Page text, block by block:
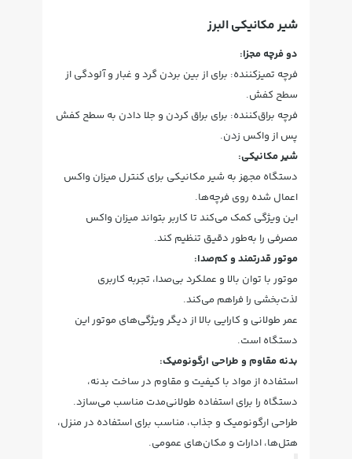
شیر مکانیکی البرز
دو فرچه مجزا:
فرچه تمیزکننده: برای از بین بردن گرد و غبار و آلودگی از
سطح کفش.
فرچه براق‌کننده: برای براق کردن و جلا دادن به سطح کفش
پس از واکس زدن.
شیر مکانیکی:
دستگاه مجهز به شیر مکانیکی برای کنترل میزان واکس
اعمال شده روی فرچه‌ها.
این ویژگی کمک می‌کند تا کاربر بتواند میزان واکس
مصرفی را به‌طور دقیق تنظیم کند.
موتور قدرتمند و کم‌صدا:
موتور با توان بالا و عملکرد بی‌صدا، تجربه کاربری
لذت‌بخشی را فراهم می‌کند.
عمر طولانی و کارایی بالا از دیگر ویژگی‌های موتور این
دستگاه است.
بدنه مقاوم و طراحی ارگونومیک:
استفاده از مواد با کیفیت و مقاوم در ساخت بدنه،
دستگاه را برای استفاده طولانی‌مدت مناسب می‌سازد.
طراحی ارگونومیک و جذاب، مناسب برای استفاده در منزل،
هتل‌ها، ادارات و مکان‌های عمومی.